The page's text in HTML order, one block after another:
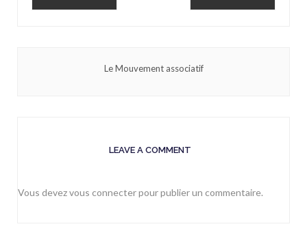
Le Mouvement associatif
LEAVE A COMMENT
Vous devezvous connecterpour publier un commentaire.